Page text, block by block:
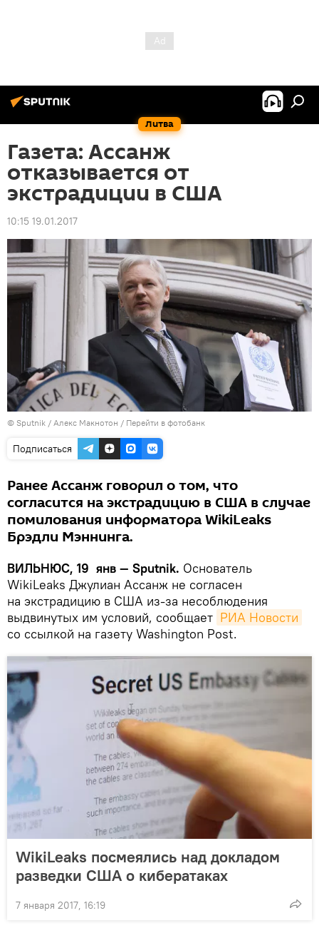
Литва
Газета: Ассанж
отказывается от
экстрадиции в США
10:15 19.01.2017
© Sputnik / Алекс Макнотон / Перейти в фотобанк
Подписаться
Ранее Ассанж говорил о том, что
согласится на экстрадицию в США в случае
помилования информатора WikiLeaks
Брэдли Мэннинга.
ВИЛЬНЮС, 19 янв — Sputnik. Основатель
WikiLeaks Джулиан Ассанж не согласен
на экстрадицию в США из-за несоблюдения
выдвинутых им условий, сообщает РИА Новости
со ссылкой на газету Washington Post.
WikiLeaks посмеялись над докладом
разведки США о кибератаках
7 января 2017, 16:19